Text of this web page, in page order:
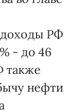
доходы РФ
- до 46
также
нефти